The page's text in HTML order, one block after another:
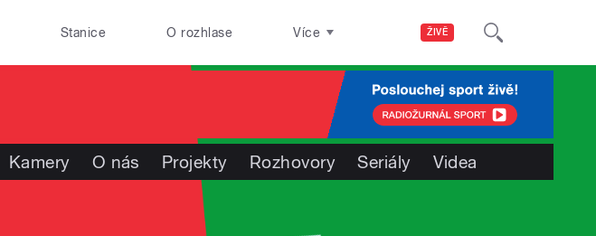
ŽIVĚ
Stanice O rozhlase Více
Kamery O nás Projekty Rozhovory Seriály Videa